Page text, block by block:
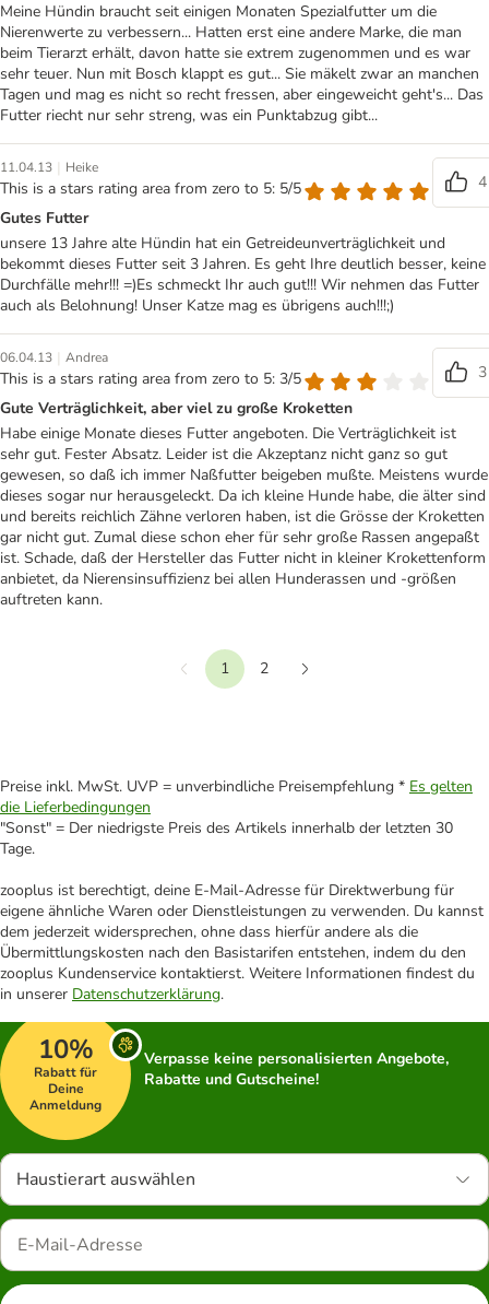
Meine Hündin braucht seit einigen Monaten Spezialfutter um die
Nierenwerte zu verbessern... Hatten erst eine andere Marke, die man
beim Tierarzt erhält, davon hatte sie extrem zugenommen und es war
sehr teuer. Nun mit Bosch klappt es gut... Sie mäkelt zwar an manchen
Tagen und mag es nicht so recht fressen, aber eingeweicht geht's... Das
Futter riecht nur sehr streng, was ein Punktabzug gibt...
11.04.13 | Heike
This is a stars rating area from zero to 5: 5/5
4
Gutes Futter
unsere 13 Jahre alte Hündin hat ein Getreideunverträglichkeit und
bekommt dieses Futter seit 3 Jahren. Es geht Ihre deutlich besser, keine
Durchfälle mehr!!! =)Es schmeckt Ihr auch gut!!! Wir nehmen das Futter
auch als Belohnung! Unser Katze mag es übrigens auch!!!;)
06.04.13 | Andrea
This is a stars rating area from zero to 5: 3/5
3
Gute Verträglichkeit, aber viel zu große Kroketten
Habe einige Monate dieses Futter angeboten. Die Verträglichkeit ist
sehr gut. Fester Absatz. Leider ist die Akzeptanz nicht ganz so gut
gewesen, so daß ich immer Naßfutter beigeben mußte. Meistens wurde
dieses sogar nur herausgeleckt. Da ich kleine Hunde habe, die älter sind
und bereits reichlich Zähne verloren haben, ist die Grösse der Kroketten
gar nicht gut. Zumal diese schon eher für sehr große Rassen angepaßt
ist. Schade, daß der Hersteller das Futter nicht in kleiner Krokettenform
anbietet, da Nierensinsuffizienz bei allen Hunderassen und -größen
auftreten kann.
Vorherige
1
2
Preise inkl. MwSt. UVP = unverbindliche Preisempfehlung * Es gelten
die Lieferbedingungen
"Sonst" = Der niedrigste Preis des Artikels innerhalb der letzten 30
Tage.
zooplus ist berechtigt, deine E-Mail-Adresse für Direktwerbung für
eigene ähnliche Waren oder Dienstleistungen zu verwenden. Du kannst
dem jederzeit widersprechen, ohne dass hierfür andere als die
Übermittlungskosten nach den Basistarifen entstehen, indem du den
zooplus Kundenservice kontaktierst. Weitere Informationen findest du
in unserer Datenschutzerklärung.
10%
Rabatt für
Deine
Anmeldung
Verpasse keine personalisierten Angebote,
Rabatte und Gutscheine!
Haustierart auswählen